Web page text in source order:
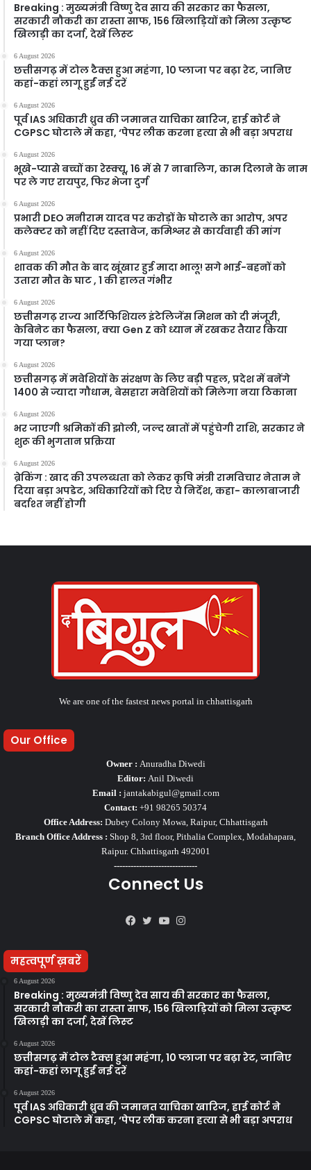
Breaking : मुख्यमंत्री विष्णु देव साय की सरकार का फैसला,
सरकारी नौकरी का रास्ता साफ, 156 खिलाड़ियों को मिला उत्कृष्ट
खिलाड़ी का दर्जा, देखें लिस्‍ट
6 August 2026
छत्तीसगढ़ में टोल टैक्स हुआ महंगा, 10 प्लाजा पर बढ़ा रेट, जानिए
कहां-कहां लागू हुईं नई दरें
6 August 2026
पूर्व IAS अधिकारी ध्रुव की जमानत याचिका खारिज, हाई कोर्ट ने
CGPSC घोटाले में कहा, ‘पेपर लीक करना हत्या से भी बड़ा अपराध
6 August 2026
भूखे-प्यासे बच्चों का रेस्क्यू, 16 में से 7 नाबालिग, काम दिलाने के नाम
पर ले गए रायपुर, फिर भेजा दुर्ग
6 August 2026
प्रभारी DEO मनीराम यादव पर करोड़ों के घोटाले का आरोप, अपर
कलेक्टर को नहीं दिए दस्तावेज, कमिश्नर से कार्यवाही की मांग
6 August 2026
शावक की मौत के बाद खूंखार हुई मादा भालू! सगे भाई-बहनों को
उतारा मौत के घाट , 1 की हालत गंभीर
6 August 2026
छत्तीसगढ़ राज्य आर्टिफिशियल इंटेलिजेंस मिशन को दी मंजूरी,
केबिनेट का फैसला, क्या Gen Z को ध्यान में रखकर तैयार किया
गया प्लान?
6 August 2026
छत्तीसगढ़ में मवेशियों के संरक्षण के लिए बड़ी पहल, प्रदेश में बनेंगे
1400 से ज्यादा गौधाम, बेसहारा मवेशियों को मिलेगा नया ठिकाना
6 August 2026
भर जाएगी श्रमिकों की झोली, जल्द खातों में पहुंचेगी राशि, सरकार ने
शुरू की भुगतान प्रक्रिया
6 August 2026
ब्रेकिंग : खाद की उपलब्धता को लेकर कृषि मंत्री रामविचार नेताम ने
दिया बड़ा अपडेट, अधिकारियों को दिए ये निर्देश, कहा- कालाबाजारी
बर्दाश्त नहीं होगी
We are one of the fastest news portal in chhattisgarh
Our Office
Owner : Anuradha Diwedi
Editor: Anil Diwedi
Email : jantakabigul@gmail.com
Contact: +91 98265 50374
Office Address: Dubey Colony Mowa, Raipur, Chhattisgarh
Branch Office Address : Shop 8, 3rd floor, Pithalia Complex, Modahapara,
Raipur. Chhattisgarh 492001
------------------------------
Connect Us
Facebook
TwitterYouTube
महत्वपूर्ण ख़बरें
6 August 2026
Breaking : मुख्यमंत्री विष्णु देव साय की सरकार का फैसला,
सरकारी नौकरी का रास्ता साफ, 156 खिलाड़ियों को मिला उत्कृष्ट
खिलाड़ी का दर्जा, देखें लिस्‍ट
6 August 2026
छत्तीसगढ़ में टोल टैक्स हुआ महंगा, 10 प्लाजा पर बढ़ा रेट, जानिए
कहां-कहां लागू हुईं नई दरें
6 August 2026
पूर्व IAS अधिकारी ध्रुव की जमानत याचिका खारिज, हाई कोर्ट ने
CGPSC घोटाले में कहा, ‘पेपर लीक करना हत्या से भी बड़ा अपराध